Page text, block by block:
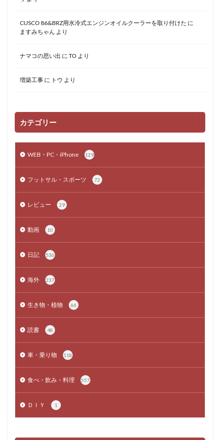
CUSCO 86&BRZ用水冷式エンジンオイルクーラーを取り付けた に
ますみちゃん より
ナマコの思い出 に TO より
増築工事 に トウ より
カテゴリー
WEB・PC・iPhone 129
フットサル・スポーツ 72
レビュー 29
動画 10
日記 536
海外 237
生き物・植物 66
読書 48
車・乗り物 118
食べ・飲み・料理 557
ＤＩＹ 1